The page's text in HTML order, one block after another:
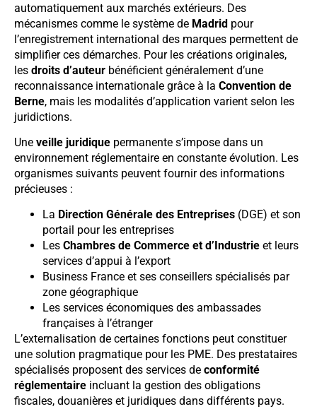
automatiquement aux marchés extérieurs. Des
mécanismes comme le système de Madrid pour
l’enregistrement international des marques permettent de
simplifier ces démarches. Pour les créations originales,
les droits d’auteur bénéficient généralement d’une
reconnaissance internationale grâce à la Convention de
Berne, mais les modalités d’application varient selon les
juridictions.
Une veille juridique permanente s’impose dans un
environnement réglementaire en constante évolution. Les
organismes suivants peuvent fournir des informations
précieuses :
La Direction Générale des Entreprises (DGE) et son
portail pour les entreprises
Les Chambres de Commerce et d’Industrie et leurs
services d’appui à l’export
Business France et ses conseillers spécialisés par
zone géographique
Les services économiques des ambassades
françaises à l’étranger
L’externalisation de certaines fonctions peut constituer
une solution pragmatique pour les PME. Des prestataires
spécialisés proposent des services de conformité
réglementaire incluant la gestion des obligations
fiscales, douanières et juridiques dans différents pays.